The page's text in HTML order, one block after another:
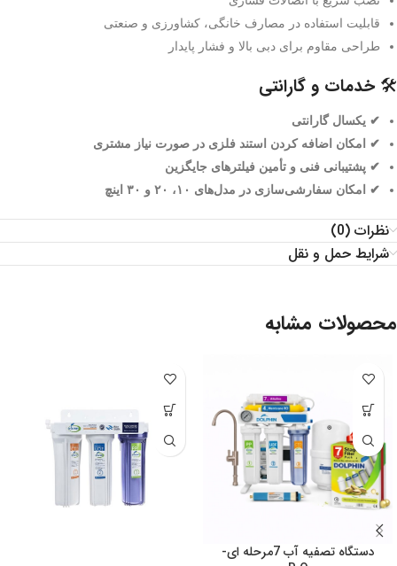
قابلیت استفاده در مصارف خانگی، کشاورزی و صنعتی
طراحی مقاوم برای دبی بالا و فشار پایدار
🛠 خدمات و گارانتی
✔ یکسال گارانتی
✔ امکان اضافه کردن استند فلزی در صورت نیاز مشتری
✔ پشتیبانی فنی و تأمین فیلترهای جایگزین
✔ امکان سفارشی‌سازی در مدل‌های ۱۰، ۲۰ و ۳۰ اینچ
نظرات (0)
شرایط حمل و نقل
محصولات مشابه
دستگاه تصفیه آب 7مرحله ای-